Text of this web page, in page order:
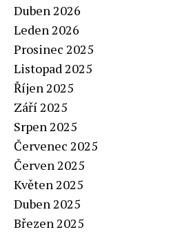
Duben 2026
Leden 2026
Prosinec 2025
Listopad 2025
Říjen 2025
Září 2025
Srpen 2025
Červenec 2025
Červen 2025
Květen 2025
Duben 2025
Březen 2025